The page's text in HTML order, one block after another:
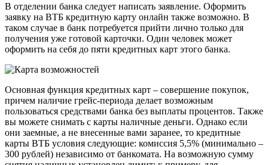
В отделении банка следует написать заявление. Оформить
заявку на ВТБ кредитную карту онлайн также возможно. В
таком случае в банк потребуется прийти лично только для
получения уже готовой карточки. Один человек может
оформить на себя до пяти кредитных карт этого банка.
Основная функция кредитных карт – совершение покупок,
причем наличие грейс-периода делает возможным
пользоваться средствами банка без выплаты процентов. Также
вы можете снимать с карты наличные деньги. Однако если
они заемные, а не внесенные вами заранее, то кредитные
карты ВТБ условия следующие: комиссия 5,5% (минимально –
300 рублей) независимо от банкомата. На возможную сумму